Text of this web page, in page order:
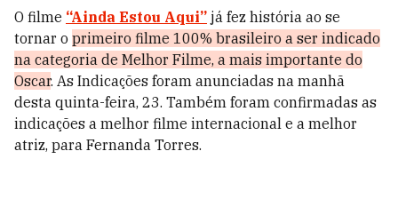
O filme “Ainda Estou Aqui” já fez história ao se
tornar o primeiro filme 100% brasileiro a ser indicado
na categoria de Melhor Filme, a mais importante do
Oscar. As Indicações foram anunciadas na manhã
desta quinta-feira, 23. Também foram confirmadas as
indicações a melhor filme internacional e a melhor
atriz, para Fernanda Torres.